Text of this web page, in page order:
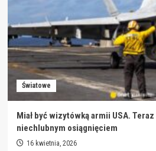
Światowe
Miał być wizytówką armii USA. Teraz
niechlubnym osiągnięciem
16 kwietnia, 2026